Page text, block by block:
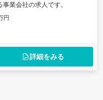
業会社の求人です。
円
詳細をみる